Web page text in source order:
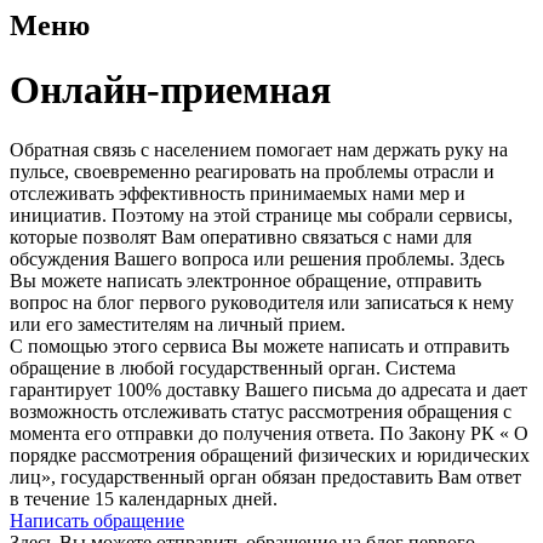
Меню
Онлайн-приемная
Обратная связь с населением помогает нам держать руку на
пульсе, своевременно реагировать на проблемы отрасли и
отслеживать эффективность принимаемых нами мер и
инициатив. Поэтому на этой странице мы собрали сервисы,
которые позволят Вам оперативно связаться с нами для
обсуждения Вашего вопроса или решения проблемы. Здесь
Вы можете написать электронное обращение, отправить
вопрос на блог первого руководителя или записаться к нему
или его заместителям на личный прием.
С помощью этого сервиса Вы можете написать и отправить
обращение в любой государственный орган. Система
гарантирует 100% доставку Вашего письма до адресата и дает
возможность отслеживать статус рассмотрения обращения с
момента его отправки до получения ответа. По Закону РК « О
порядке рассмотрения обращений физических и юридических
лиц», государственный орган обязан предоставить Вам ответ
в течение 15 календарных дней.
Написать обращение